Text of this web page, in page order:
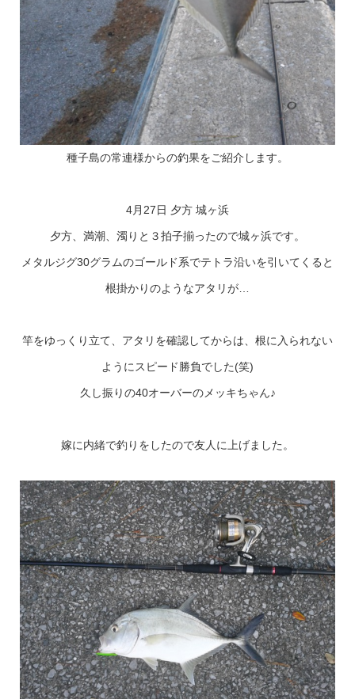
種子島の常連様からの釣果をご紹介します。
4月27日 夕方 城ヶ浜
夕方、満潮、濁りと３拍子揃ったので城ヶ浜です。
メタルジグ30グラムのゴールド系でテトラ沿いを引いてくると
根掛かりのようなアタリが…
竿をゆっくり立て、アタリを確認してからは、根に入られない
ようにスピード勝負でした(笑)
久し振りの40オーバーのメッキちゃん♪
嫁に内緒で釣りをしたので友人に上げました。